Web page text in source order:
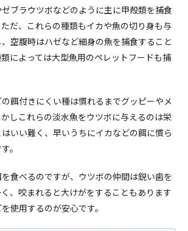
ブラウツボなどのように主に甲殻類を捕食
だ、これらの種類もイカや魚の切り身も与
空腹時はハゼなど細身の魚を捕食すること
によっては大型魚用のペレットフードも捕
餌付きにくい種は慣れるまでグッピーやメ
しこれらの淡水魚をウツボに与えるのは栄
いい難く、早いうちにイカなどの餌に慣ら
。
食べるのですが、ウツボの仲間は鋭い歯を
、咬まれると大けがをすることもあります
使用するのが安心です。